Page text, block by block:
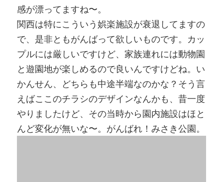
感が漂ってますね〜。
関西は特にこういう娯楽施設が衰退してますの
で、是非ともがんばって欲しいものです。カッ
プルには厳しいですけど、家族連れには動物園
と遊園地が楽しめるので良いんですけどね。い
かんせん、どちらも中途半端なのかな？そう言
えばここのチラシのデザインなんかも、昔一度
やりましたけど、その当時から園内施設はほと
んど変化が無いな〜。がんばれ！みさき公園。